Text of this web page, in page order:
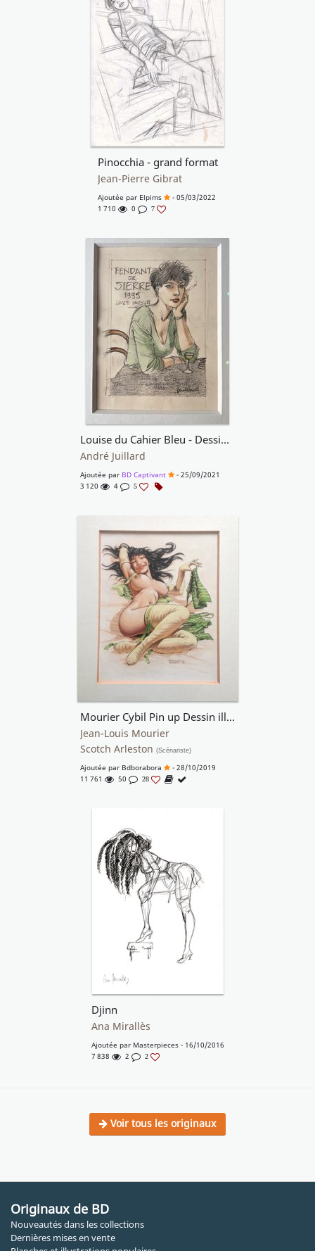
Pinocchia - grand format
Jean-Pierre Gibrat
Ajoutée par Elpims
- 05/03/2022
1 710
0 7
Louise du Cahier Bleu - Dessin préparatoire réhaussé a la couleur pour une étiquette de vin.
André Juillard
Ajoutée par BD Captivant
- 25/09/2021
3 120
4 5
Mourier Cybil Pin up Dessin illustration en Couleur Directe de La Belle Cybil de La Série Les Feux D'Askell .
Jean-Louis Mourier
Scotch Arleston (Scénariste)
Ajoutée par Bdborabora
- 28/10/2019
11 761
50 28
Djinn
Ana Mirallès
Ajoutée par Masterpieces- 16/10/2016
7 838
2 2
Voir tous les originaux
Originaux de BD
Nouveautés dans les collections
Dernières mises en vente